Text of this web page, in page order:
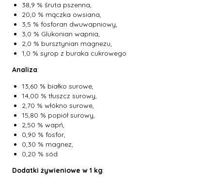
38,9 % śruta pszenna,
20,0 % mączka owsiana,
3,5 % fosforan dwuwapniowy,
3,0 % Glukonian wapnia,
2,0 % bursztynian magnezu,
1,0 % syrop z buraka cukrowego
Analiza:
13,60 % białko surowe,
14,00 % tłuszcz surowy,
2,70 % włókno surowe,
15,80 % popiół surowy,
2,50 % wapń,
0,90 % fosfor,
0,30 % magnez,
0,20 % sód
Dodatki żywieniowe w 1 kg: